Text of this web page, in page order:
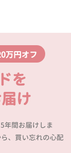
万円オフ
を
け
年間お届けしま
、買い忘れの心配